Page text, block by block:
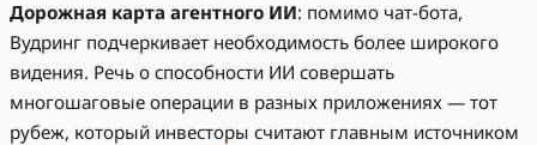
Дорожная карта агентного ИИ: помимо чат-бота,
Вудринг подчеркивает необходимость более широкого
видения. Речь о способности ИИ совершать
многошаговые операции в разных приложениях — тот
рубеж, который инвесторы считают главным источником